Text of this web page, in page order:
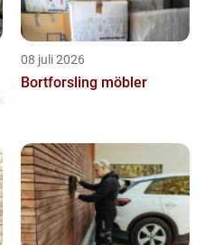
08 juli 2026
Bortforsling möbler